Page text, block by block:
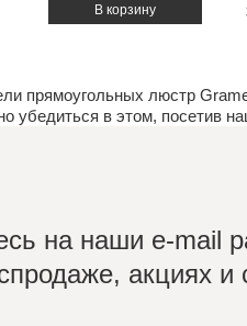
прямоугольных люстр
убедиться в этом, посетив
на наши e-mail
акциях и